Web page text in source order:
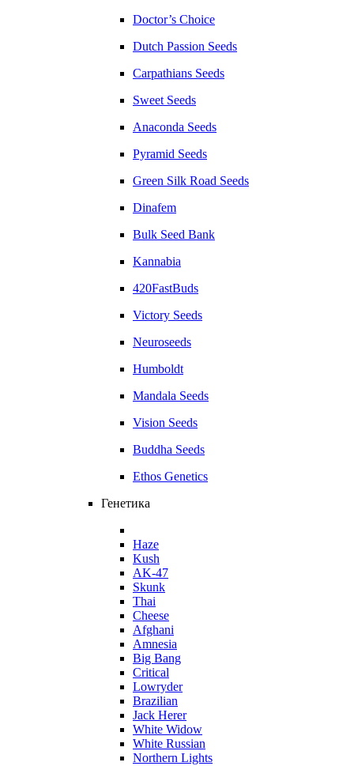
Doctor’s Choice
Dutch Passion Seeds
Carpathians Seeds
Sweet Seeds
Anaconda Seeds
Pyramid Seeds
Green Silk Road Seeds
Dinafem
Bulk Seed Bank
Kannabia
420FastBuds
Victory Seeds
Neuroseeds
Humboldt
Mandala Seeds
Vision Seeds
Buddha Seeds
Ethos Genetics
Генетика
Haze
Kush
AK-47
Skunk
Thai
Cheese
Afghani
Amnesia
Big Bang
Critical
Lowryder
Brazilian
Jack Herer
White Widow
White Russian
Northern Lights